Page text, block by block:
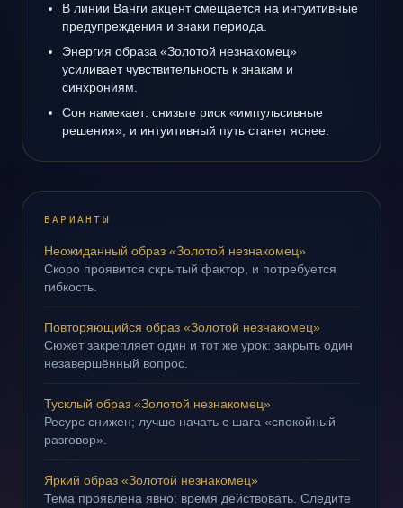
В линии Ванги акцент смещается на интуитивные
предупреждения и знаки периода.
Энергия образа «Золотой незнакомец»
усиливает чувствительность к знакам и
синхрониям.
Сон намекает: снизьте риск «импульсивные
решения», и интуитивный путь станет яснее.
ВАРИАНТЫ
Неожиданный образ «Золотой незнакомец»
Скоро проявится скрытый фактор, и потребуется
гибкость.
Повторяющийся образ «Золотой незнакомец»
Сюжет закрепляет один и тот же урок: закрыть один
незавершённый вопрос.
Тусклый образ «Золотой незнакомец»
Ресурс снижен; лучше начать с шага «спокойный
разговор».
Яркий образ «Золотой незнакомец»
Тема проявлена явно: время действовать. Следите